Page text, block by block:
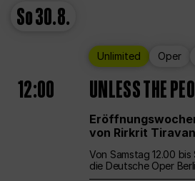
So30.8.
Unlimited Oper
12:00 UNLESS THE
von Rirkrit
Von Samstag 12.00
die Deutsche Oper